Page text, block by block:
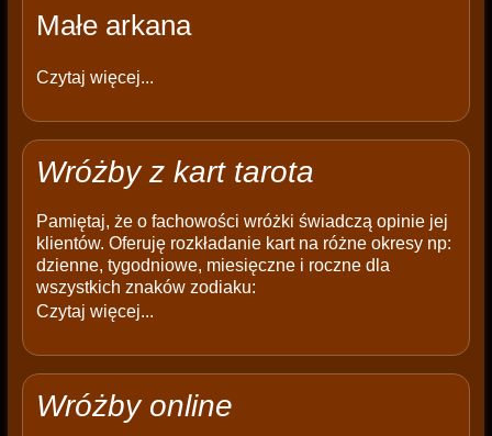
Małe arkana
Czytaj więcej...
Wróżby z kart tarota
Pamiętaj, że o fachowości wróżki świadczą opinie jej
klientów. Oferuję rozkładanie kart na różne okresy np:
dzienne, tygodniowe, miesięczne i roczne dla
wszystkich znaków zodiaku:
Czytaj więcej...
Wróżby online